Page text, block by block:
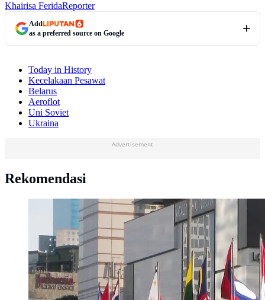
Khairisa FeridaReporter
Add
as a preferred source on Google
Today in History
Kecelakaan Pesawat
Belarus
Aeroflot
Uni Soviet
Ukraina
Advertisement
Rekomendasi